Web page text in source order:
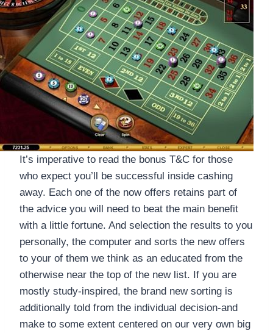
It’s imperative to read the bonus T&C for those
who expect you’ll be successful inside cashing
away. Each one of the now offers retains part of
the advice you will need to beat the main benefit
with a little fortune. And selection the results to you
personally, the computer and sorts the new offers
to your of them we think as an educated from the
otherwise near the top of the new list. If you are
mostly study-inspired, the brand new sorting is
additionally told from the individual decision-and
make to some extent centered on our very own big